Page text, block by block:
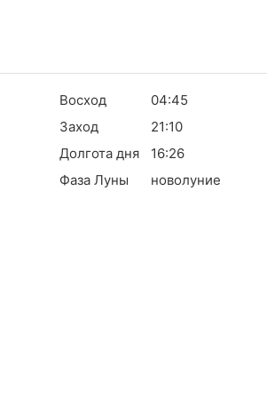
Восход
04:45
Заход
21:10
Долгота дня
16:26
Фаза Луны
новолуние